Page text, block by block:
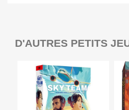
D'AUTRES PETITS